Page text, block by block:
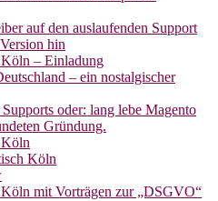
auf den auslaufenden Support
hin
– Einladung
– ein nostalgischer
oder: lang lebe Magento
Gründung.
Köln
Köln
mit Vorträgen zur „DSGVO“